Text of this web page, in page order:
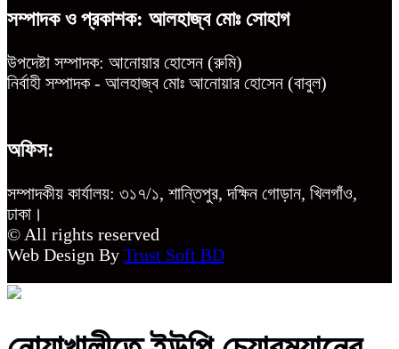
সম্পাদক ও প্রকাশক: আলহাজ্ব মোঃ সোহাগ
উপদেষ্টা সম্পাদক: আনোয়ার হোসেন (রুমি)
নির্বাহী সম্পাদক - আলহাজ্ব মোঃ আনোয়ার হোসেন (বাবুল)
অফিস:
সম্পাদকীয় কার্যালয়: ৩১৭/১, শান্তিপুর, দক্ষিন গোড়ান, খিলগাঁও,
ঢাকা।
© All rights reserved
Web Design By Trust Soft BD